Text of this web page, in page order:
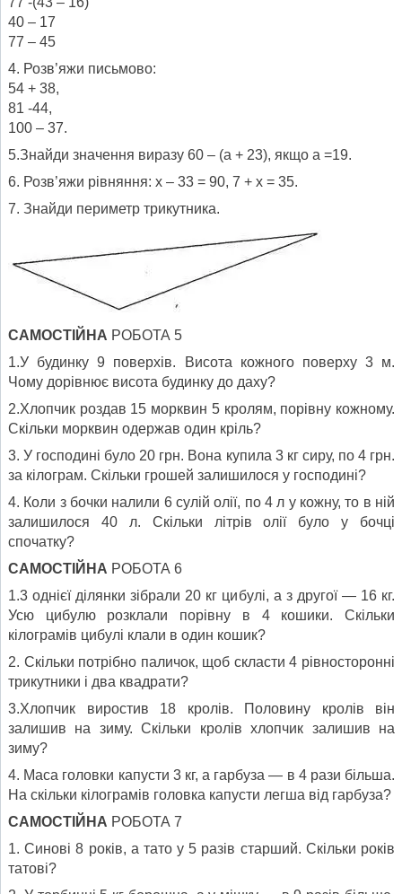
40 – 17
77 – 45
4. Розв’яжи письмово:
54 + 38,
81 -44,
100 – 37.
5.Знайди значення виразу 60 – (а + 23), якщо а =19.
6. Розв’яжи рівняння: х – 33 = 90, 7 + х = 35.
7. Знайди периметр трикутника.
САМОСТІЙНА РОБОТА 5
1.У будинку 9 поверхів. Висота кожного поверху 3 м.
Чому дорівнює висота будинку до даху?
2.Хлопчик роздав 15 морквин 5 кролям, порівну кожному.
Скільки морквин одержав один кріль?
3. У господині було 20 грн. Вона купила 3 кг сиру, по 4 грн.
за кілограм. Скільки грошей залишилося у господині?
4. Коли з бочки налили 6 сулій олії, по 4 л у кожну, то в ній
залишилося 40 л. Скільки літрів олії було у бочці
спочатку?
САМОСТІЙНА РОБОТА 6
1.3 однієї ділянки зібрали 20 кг цибулі, а з другої — 16 кг.
Усю цибулю розклали порівну в 4 кошики. Скільки
кілограмів цибулі клали в один кошик?
2. Скільки потрібно паличок, щоб скласти 4 рівносторонні
трикутники і два квадрати?
3.Хлопчик виростив 18 кролів. Половину кролів він
залишив на зиму. Скільки кролів хлопчик залишив на
зиму?
4. Маса головки капусти 3 кг, а гарбуза — в 4 рази більша.
На скільки кілограмів головка капусти легша від гарбуза?
САМОСТІЙНА РОБОТА 7
1. Синові 8 років, а тато у 5 разів старший. Скільки років
татові?